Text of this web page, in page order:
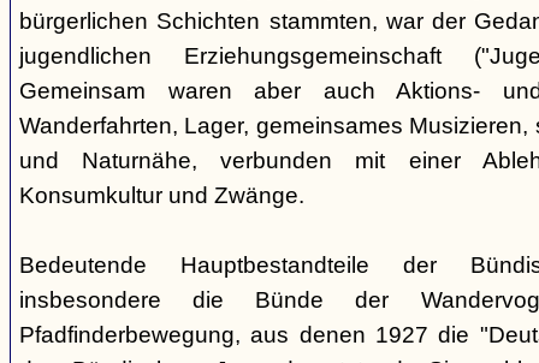
bürgerlichen Schichten stammten, war der
jugendlichen Erziehungsgemeinschaft
Gemeinsam waren aber auch Aktions-
Wanderfahrten, Lager, gemeinsames
und Naturnähe, verbunden mit einer
Konsumkultur und Zwänge.
Bedeutende Hauptbestandteile der
insbesondere die Bünde der
Pfadfinderbewegung, aus denen 1927 die